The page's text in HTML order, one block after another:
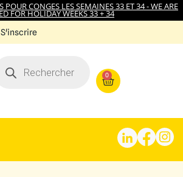
POUR CONGES LES SEMAINES 33 ET 34 - WE ARE
FOR HOLIDAY WEEKS 33 + 34
S'inscrire
0